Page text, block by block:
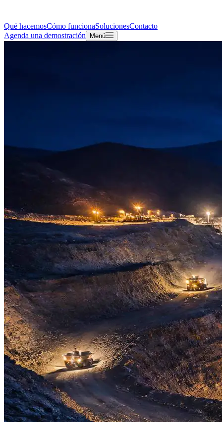
Qué hacemosCómo funcionaSolucionesContacto
Agenda una demostración
Menú